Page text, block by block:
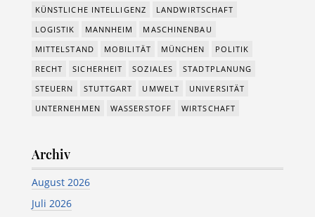
KÜNSTLICHE INTELLIGENZ
LANDWIRTSCHAFT
LOGISTIK
MANNHEIM
MASCHINENBAU
MITTELSTAND
MOBILITÄT MÜNCHEN
POLITIK
RECHT
SICHERHEIT SOZIALES
STADTPLANUNG
STEUERN
STUTTGART UMWELT
UNIVERSITÄT
UNTERNEHMEN
WASSERSTOFF WIRTSCHAFT
Archiv
August 2026
Juli 2026